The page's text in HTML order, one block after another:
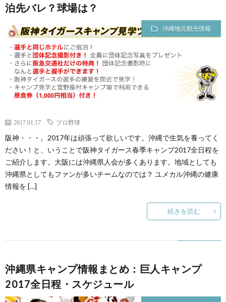
泊先バレ？球場は？
沖縄地元観光情報
2017.01.17 プロ野球
阪神・・・。2017年は頑張って欲しいです。沖縄で生気を養ってく
ださい！と、いうことで阪神タイガース春季キャンプ2017全日程を
ご紹介します。大阪には沖縄県人会が多くあります。地域としても
沖縄県としてもファンが多いチームなのでは？ ユメカル沖縄の健康
情報を […]
続きを読む
沖縄県キャンプ情報まとめ：巨人キャンプ
2017全日程・スケジュール